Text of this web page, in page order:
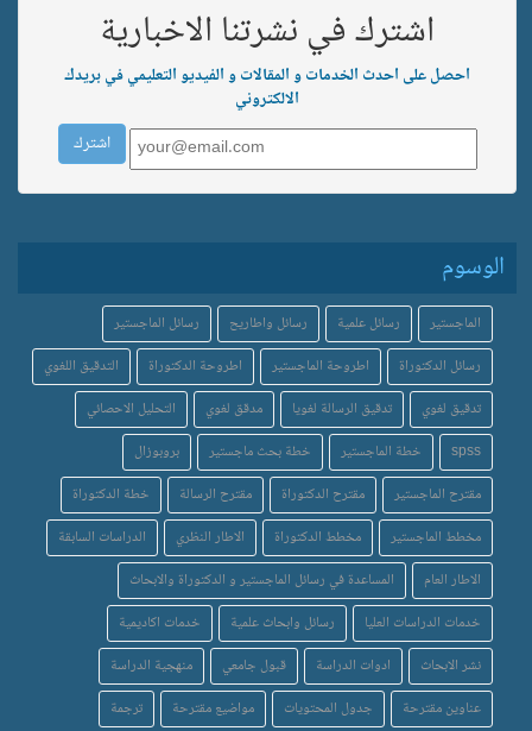
اشترك في نشرتنا الاخبارية
احصل على احدث الخدمات و المقالات و الفيديو التعليمي في بريدك
الالكتروني
الوسوم
الماجستير رسائل علمية رسائل واطاريح
رسائل الماجستير
رسائل الدكتوراة
اطروحة الماجستير اطروحة الدكتوراة
التدقيق اللغوي
تدقيق لغوي
تدقيق الرسالة لغويا مدقق لغوي
التحليل الاحصائي
spss
خطة الماجستير خطة بحث ماجستير
بروبوزال
مقترح الماجستير
مقترح الدكتوراة مقترح الرسالة
خطة الدكتوراة
مخطط الماجستير
مخطط الدكتوراة الاطار النظري
الدراسات السابقة
الاطار العام
المساعدة في رسائل الماجستير و الدكتوراة والابحاث
خدمات الدراسات العليا
رسائل وابحاث علمية
خدمات اكاديمية
نشر الابحاث
ادوات الدراسة قبول جامعي
منهجية الدراسة
عناوين مقترحة
جدول المحتويات مواضيع مقترحة ترجمة